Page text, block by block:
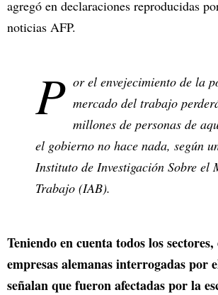
agregó en declaraciones reproducidas
noticias AFP.
P or el envejecimiento de la
mercado del trabajo
millones de personas de
el gobierno no hace nada, según
Instituto de Investigación Sobre el
Trabajo (IAB).
Teniendo en cuenta todos los
empresas alemanas interrogadas por
señalan que fueron afectadas por la